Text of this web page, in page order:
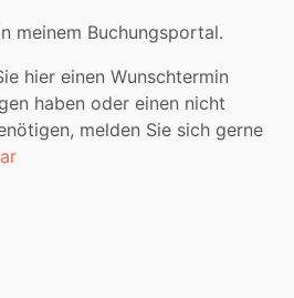
meinem Buchungsportal.
hier einen Wunschtermin
haben oder einen nicht
melden Sie sich gerne